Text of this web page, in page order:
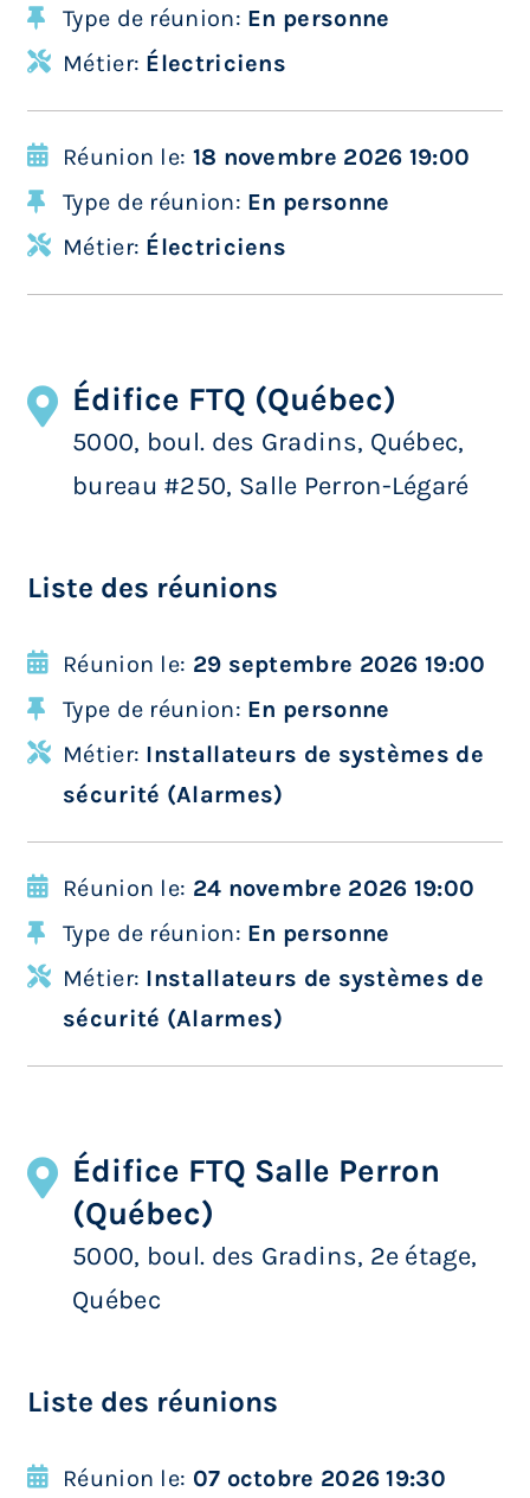
Type de réunion: En personne
Métier: Électriciens
Réunion le: 18 novembre 2026 19:00
Type de réunion: En personne
Métier: Électriciens
Édifice FTQ (Québec)
5000, boul. des Gradins, Québec,
bureau #250, Salle Perron-Légaré
Liste des réunions
Réunion le: 29 septembre 2026 19:00
Type de réunion: En personne
Métier: Installateurs de systèmes de
sécurité (Alarmes)
Réunion le: 24 novembre 2026 19:00
Type de réunion: En personne
Métier: Installateurs de systèmes de
sécurité (Alarmes)
Édifice FTQ Salle Perron
(Québec)
5000, boul. des Gradins, 2e étage,
Québec
Liste des réunions
Réunion le: 07 octobre 2026 19:30